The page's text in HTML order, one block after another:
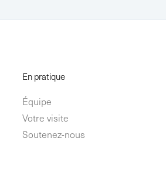
En pratique
Équipe
Votre visite
Soutenez-nous